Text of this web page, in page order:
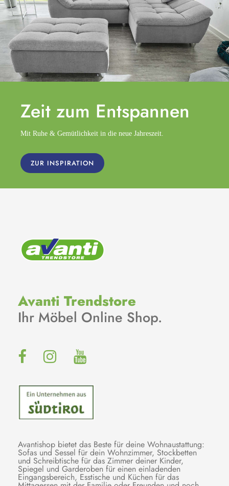
Zeit zum Entspannen
Mit Ruhe & Gemütlichkeit in die neue Jahreszeit.
ZUR INSPIRATION
Avanti Trendstore
Ihr Möbel Online Shop.
Avantishop bietet das Beste für deine Wohnaustattung:
Sofas und Sessel für dein Wohnzimmer, Stockbetten
und Schreibtische für das Zimmer deiner Kinder,
Spiegel und Garderoben für einen einladenden
Eingangsbereich, Esstische und Küchen für das